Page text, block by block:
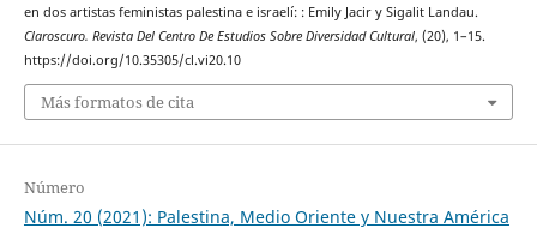
en dos artistas feministas palestina e israelí: : Emily Jacir y Sigalit Landau.
Claroscuro. Revista Del Centro De Estudios Sobre Diversidad Cultural, (20), 1–15.
https://doi.org/10.35305/cl.vi20.10
Más formatos de cita
Número
Núm. 20 (2021): Palestina, Medio Oriente y Nuestra América